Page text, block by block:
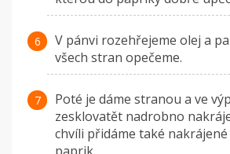
V pánvi rozehřejeme olej a
všech stran opečeme.
Poté je dáme stranou a ve
zesklovatět nadrobno
chvíli přidáme také